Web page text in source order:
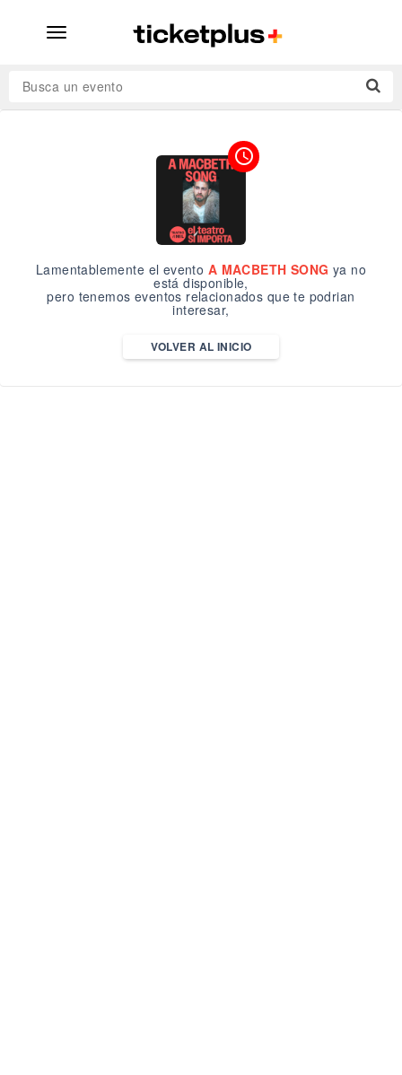
desplegar
Busca un evento
access_time
Lamentablemente el evento A MACBETH SONG ya no
está disponible,
pero tenemos eventos relacionados que te podrian
interesar,
VOLVER AL INICIO